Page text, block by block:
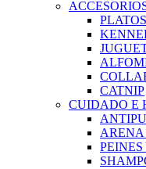
CATNIP
CUIDADO E